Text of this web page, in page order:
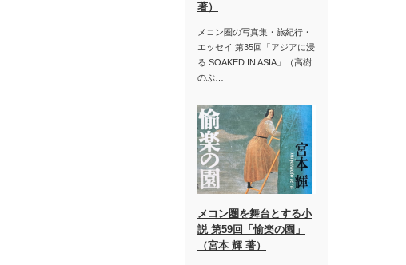
著）
メコン圏の写真集・旅紀行・
エッセイ 第35回「アジアに浸
る SOAKED IN ASIA」（高樹
のぶ…
メコン圏を舞台とする小
説 第59回「愉楽の園」
（宮本 輝 著）